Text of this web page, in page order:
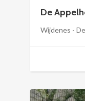
De
Wijdenes -